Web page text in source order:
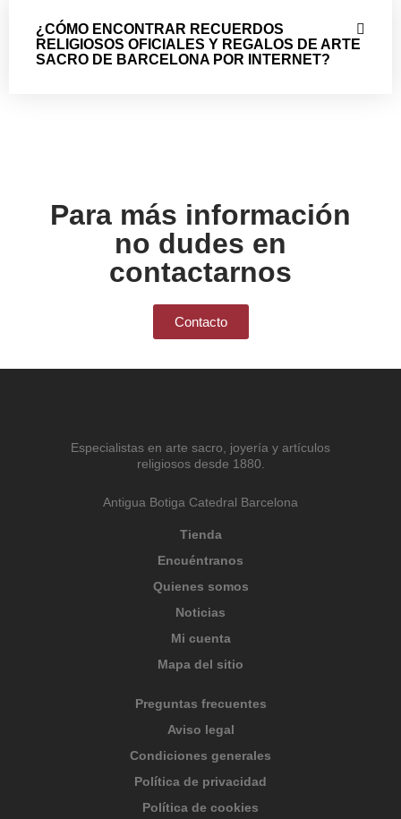
¿CÓMO ENCONTRAR RECUERDOS
RELIGIOSOS OFICIALES Y REGALOS DE ARTE
SACRO DE BARCELONA POR INTERNET?
Para más información
no dudes en
contactarnos
Contacto
Especialistas en arte sacro, joyería y artículos
religiosos desde 1880.
Antigua Botiga Catedral Barcelona
Tienda
Encuéntranos
Quienes somos
Noticias
Mi cuenta
Mapa del sitio
Preguntas frecuentes
Aviso legal
Condiciones generales
Política de privacidad
Política de cookies